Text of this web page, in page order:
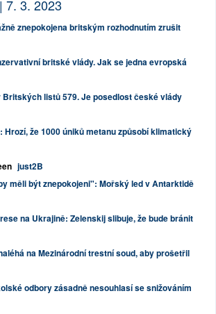
7. 3. 2023
znepokojena britským rozhodnutím zrušit
britské vlády. Jak se jedna evropská
Britských listů 579. Je posedlost české vlády
Hrozí, že 1000 úniků metanu způsobí klimatický
just2B
měli být znepokojeni": Mořský led v Antarktidě
na Ukrajině: Zelenskij slibuje, že bude bránit
na Mezinárodní trestní soud, aby prošetřil
odbory zásadně nesouhlasí se snižováním